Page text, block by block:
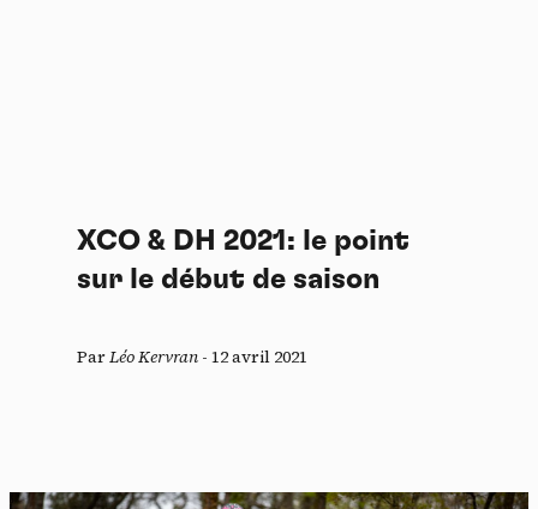
XCO & DH 2021: le point
sur le début de saison
ParLéo Kervran - 12 avril 2021